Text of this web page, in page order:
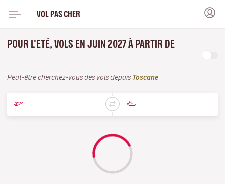
VOL PAS CHER
POUR L'ETÉ, VOLS EN JUIN 2027 À PARTIR DE
Peut-être cherchez-vous des vols depuis Toscane